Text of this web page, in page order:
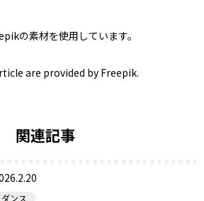
の素材を使用しています。
are provided by Freepik.
関連記事
ダンス